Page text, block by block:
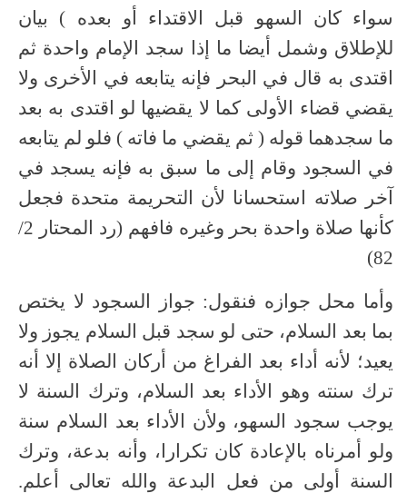
سواء كان السهو قبل الاقتداء أو بعده ) بيان
للإطلاق وشمل أيضا ما إذا سجد الإمام واحدة ثم
اقتدى به قال في البحر فإنه يتابعه في الأخرى ولا
يقضي قضاء الأولى كما لا يقضيها لو اقتدى به بعد
ما سجدهما قوله ( ثم يقضي ما فاته ) فلو لم يتابعه
في السجود وقام إلى ما سبق به فإنه يسجد في
آخر صلاته استحسانا لأن التحريمة متحدة فجعل
كأنها صلاة واحدة بحر وغيره فافهم (رد المحتار 2/
82)
وأما محل جوازه فنقول: جواز السجود لا يختص
بما بعد السلام، حتى لو سجد قبل السلام يجوز ولا
يعيد؛ لأنه أداء بعد الفراغ من أركان الصلاة إلا أنه
ترك سنته وهو الأداء بعد السلام، وترك السنة لا
يوجب سجود السهو، ولأن الأداء بعد السلام سنة
ولو أمرناه بالإعادة كان تكرارا، وأنه بدعة، وترك
السنة أولى من فعل البدعة والله تعالى أعلم.